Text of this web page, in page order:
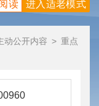
进入适老模式
读
动公开内容 > 重点